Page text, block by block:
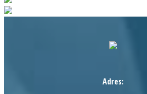
Adres: